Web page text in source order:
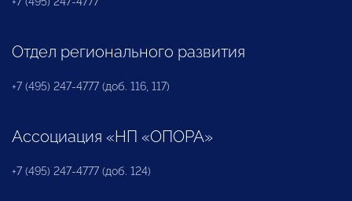
Отдел регионального развития
+7 (495) 247-4777 (доб. 116, 117)
Ассоциация «НП «ОПОРА»
+7 (495) 247-4777 (доб. 124)